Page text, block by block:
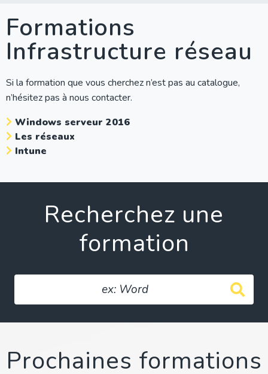
Formations
Infrastructure réseau
Si la formation que vous cherchez n’est pas au catalogue,
n’hésitez pas à nous contacter.
Windows serveur 2016
Les réseaux
Intune
Recherchez une
formation
Prochaines formations